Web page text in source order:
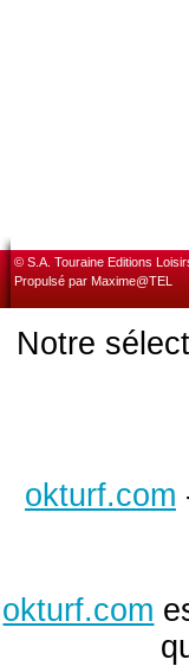
© S.A. Touraine Editions
Propulsé par Maxime@TEL
Notre
okturf.com
okturf.com